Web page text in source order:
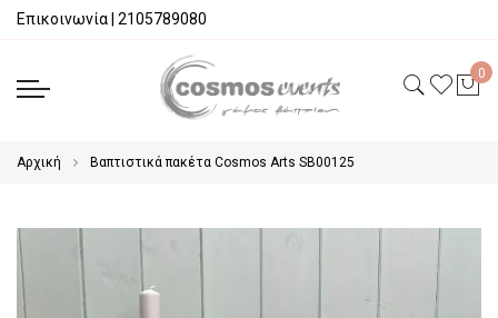
Επικοινωνία 2105789080
Αρχική Βαπτιστικά πακέτα Cosmos Arts SB00125